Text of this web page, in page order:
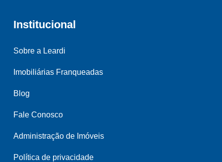
Institucional
Sobre a Leardi
Imobiliárias Franqueadas
Blog
Fale Conosco
Administração de Imóveis
Política de privacidade